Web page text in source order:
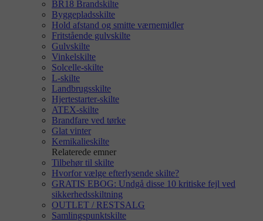
BR18 Brandskilte
Byggepladsskilte
Hold afstand og smitte værnemidler
Fritstående gulvskilte
Gulvskilte
Vinkelskilte
Solcelle-skilte
L-skilte
Landbrugsskilte
Hjertestarter-skilte
ATEX-skilte
Brandfare ved tørke
Glat vinter
Kemikalieskilte
Relaterede emner
Tilbehør til skilte
Hvorfor vælge efterlysende skilte?
GRATIS EBOG: Undgå disse 10 kritiske fejl ved
sikkerhedsskiltning
OUTLET / RESTSALG
Samlingspunktskilte